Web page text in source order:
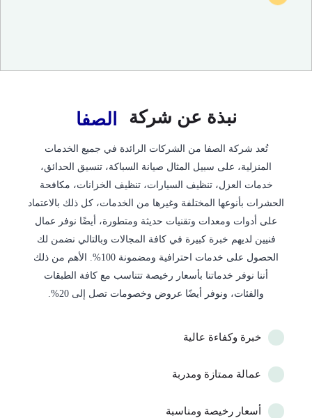
نبذة عن شركة الصفا
تُعد شركة الصفا من الشركات الرائدة في جميع الخدمات
المنزلية، على سبيل المثال صيانة السباكة، تنسيق الحدائق،
خدمات العزل، تنظيف السيارات، تنظيف الخزانات، مكافحة
الحشرات بأنوعها المختلفة وغيرها من الخدمات، كل ذلك بالاعتماد
على أدوات ومعدات وتقنيات حديثة ومتطورة، أيضًا نوفر عمال
فنيين لديهم خبرة كبيرة في كافة المجالات وبالتالي نضمن لك
الحصول على خدمات احترافية ومضمونة 100%. الأهم من ذلك
أننا نوفر خدماتنا بأسعار رخيصة تتناسب مع كافة الطبقات
والفئات، ونوفر أيضًا عروض وخصومات تصل إلى 20%.
خبرة وكفاءة عالية
عمالة ممتازة ومدربة
أسعار رخيصة ومناسبة